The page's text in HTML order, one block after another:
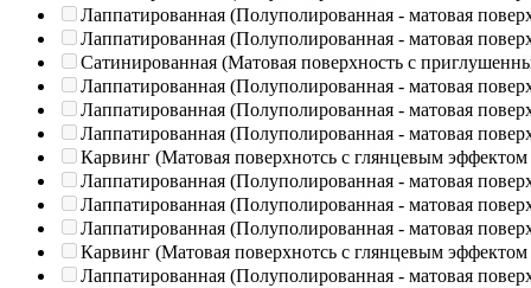
Лаппатированная (Полуполированная - матовая
Лаппатированная (Полуполированная - матовая
Сатинированная (Матовая поверхность с
Лаппатированная (Полуполированная - матовая
Лаппатированная (Полуполированная - матовая
Лаппатированная (Полуполированная - матовая
Карвинг (Матовая поверхнотсь с глянцевым эффектом
Лаппатированная (Полуполированная - матовая
Лаппатированная (Полуполированная - матовая
Лаппатированная (Полуполированная - матовая
Карвинг (Матовая поверхнотсь с глянцевым эффектом
Лаппатированная (Полуполированная - матовая